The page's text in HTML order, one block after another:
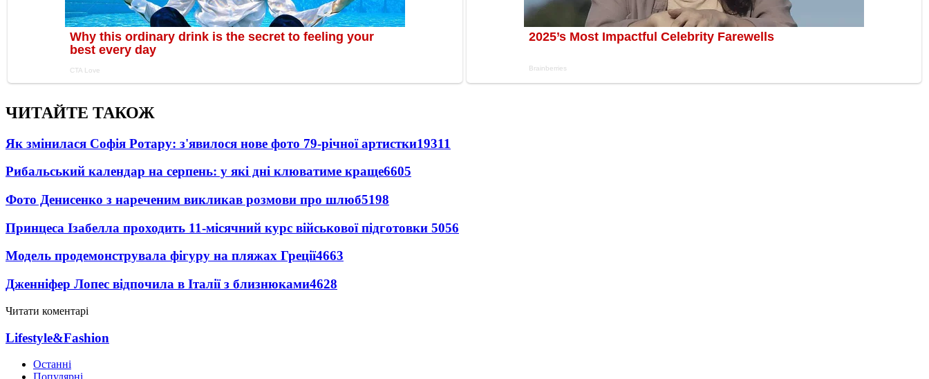
ЧИТАЙТЕ ТАКОЖ
Як змінилася Софія Ротару: з'явилося нове фото 79-річної артистки19311
Рибальський календар на серпень: у які дні клюватиме краще6605
Фото Денисенко з нареченим викликав розмови про шлюб5198
Принцеса Ізабелла проходить 11-місячний курс військової підготовки 5056
Модель продемонструвала фігуру на пляжах Греції4663
Дженніфер Лопес відпочила в Італії з близнюками4628
Читати коментарі
Lifestyle&Fashion
Останні